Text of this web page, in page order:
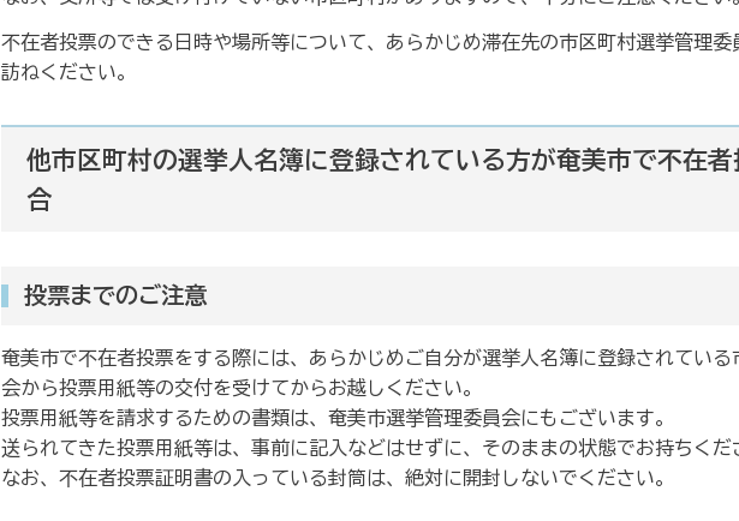
不在者投票のできる日時や場所等について、あらかじめ滞在先の市区町村選挙管理委
訪ねください。
他市区町村の選挙人名簿に登録されている方が奄美市で不在
合
投票までのご注意
奄美市で不在者投票をする際には、あらかじめご自分が選挙人名簿に登録されている
会から投票用紙等の交付を受けてからお越しください。
投票用紙等を請求するための書類は、奄美市選挙管理委員会にもございます。
送られてきた投票用紙等は、事前に記入などはせずに、そのままの状態でお持ちくだ
なお、不在者投票証明書の入っている封筒は、絶対に開封しないでください。